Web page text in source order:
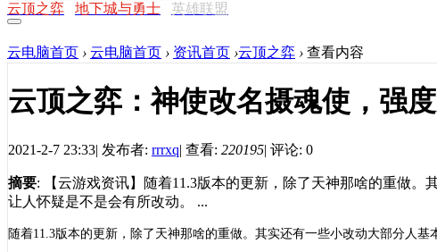
云顶之弈 地下城与勇士 英雄联盟
云电脑首页 › 云电脑首页 › 资讯首页 ›云顶之弈 › 查看内容
云顶之弈：神使改名摄魂使，强
2021-2-7 23:33| 发布者: rrrxq| 查看: 220195| 评论: 0
摘要: 【云游戏资讯】随着11.3版本的更新，除了天神那啥的重做
让人怀疑是不是会有所改动。 ...
随着11.3版本的更新，除了天神那啥的重做。其实还有一些小改动大部分人